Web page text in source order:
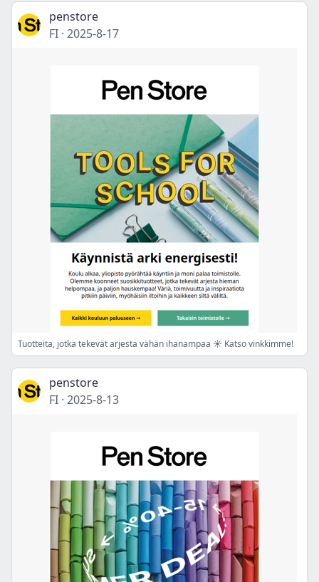
penstore
FI · 2025-8-17
Tuotteita, jotka tekevät arjesta vähän ihanampaa ☀️ Katso vinkkimme!
penstore
FI · 2025-8-13